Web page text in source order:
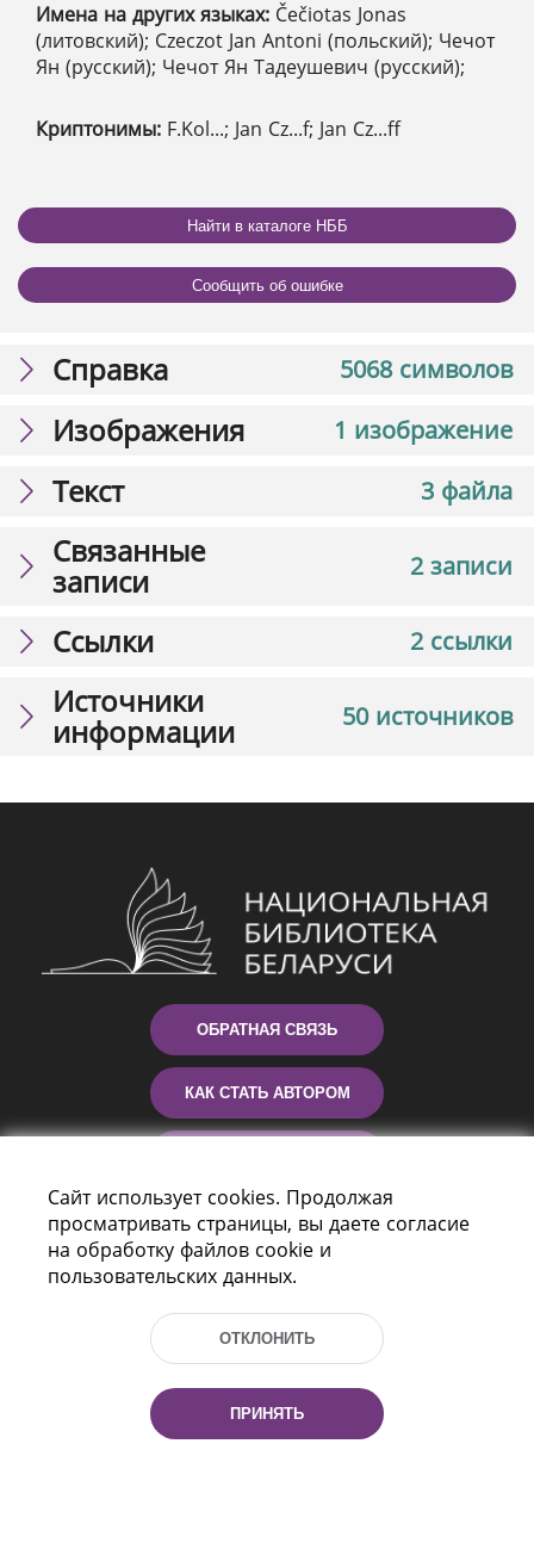
Имена на других языках: Čečiotas Jonas
(литовский); Czeczot Jan Antoni (польский); Чечот
Ян (русский); Чечот Ян Тадеушевич (русский);
Криптонимы: F.Kol...; Jan Cz...f; Jan Cz...ff
Найти в каталоге НББ
Сообщить об ошибке
5068 символов
Справка
1 изображение
Изображения
3 файла
Текст
2 записи
Связанные
записи
2 ссылки
Ссылки
50 источников
Источники
информации
ОБРАТНАЯ СВЯЗЬ
КАК СТАТЬ АВТОРОМ
ПОМОЩЬ
Пр-т Независимости 116
Сайт использует cookies. Продолжая
просматривать страницы, вы даете согласие
на обработку файлов cookie и
пользовательских данных.
ОТКЛОНИТЬ
ПРИНЯТЬ